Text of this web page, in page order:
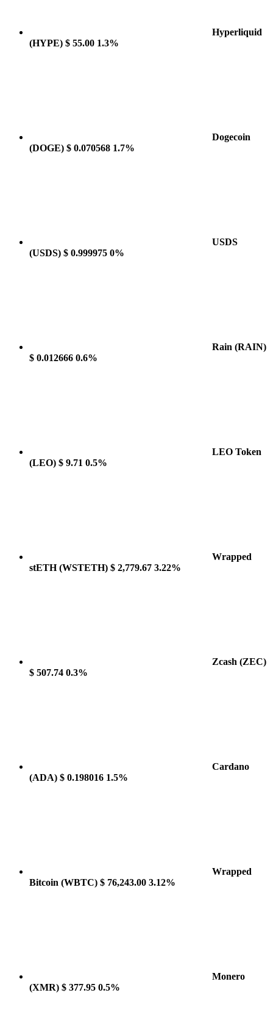
Hyperliquid
(HYPE) $ 55.00 1.3%
Dogecoin
(DOGE) $ 0.070568 1.7%
USDS
(USDS) $ 0.999975 0%
Rain (RAIN)
$ 0.012666 0.6%
LEO Token
(LEO) $ 9.71 0.5%
Wrapped
stETH(WSTETH) $ 2,779.67 3.22%
Zcash (ZEC)
$ 507.74 0.3%
Cardano
(ADA) $ 0.198016 1.5%
Wrapped
Bitcoin (WBTC) $ 76,243.00 3.12%
Monero
(XMR) $ 377.95 0.5%